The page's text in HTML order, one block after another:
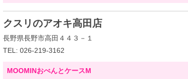
クスリのアオキ高田店
長野県長野市高田４４３－１
TEL: 026-219-3162
MOOMINおべんとケースM